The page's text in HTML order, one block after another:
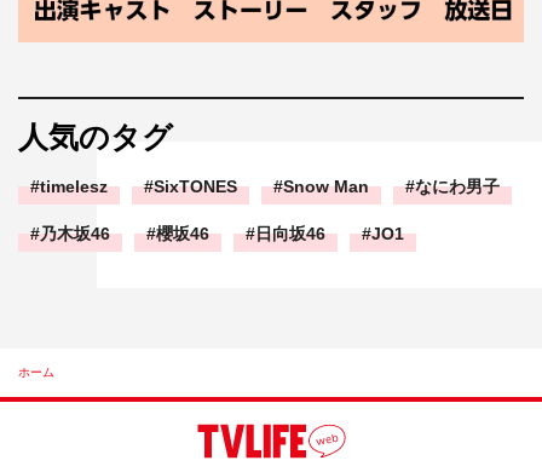
人気のタグ
timelesz SixTONES Snow Man なにわ男子
乃木坂46 櫻坂46 日向坂46 JO1
ホーム